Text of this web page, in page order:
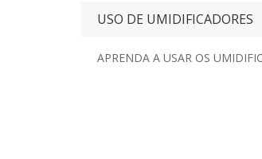
USO DE UMIDIFICADORES
APRENDA A USAR OS